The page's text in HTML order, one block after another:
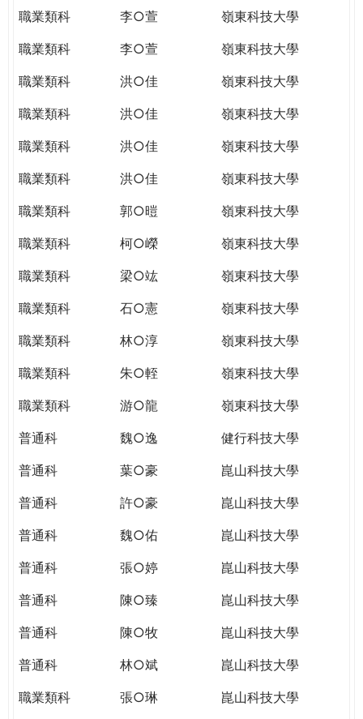
職業類科
李○萱
嶺東科技大學
職業類科
李○萱
嶺東科技大學
職業類科
洪○佳
嶺東科技大學
職業類科
洪○佳
嶺東科技大學
職業類科
洪○佳
嶺東科技大學
職業類科
洪○佳
嶺東科技大學
職業類科
郭○暟
嶺東科技大學
職業類科
柯○嶸
嶺東科技大學
職業類科
梁○竑
嶺東科技大學
職業類科
石○憲
嶺東科技大學
職業類科
林○淳
嶺東科技大學
職業類科
朱○輊
嶺東科技大學
職業類科
游○龍
嶺東科技大學
普通科
魏○逸
健行科技大學
普通科
葉○豪
崑山科技大學
普通科
許○豪
崑山科技大學
普通科
魏○佑
崑山科技大學
普通科
張○婷
崑山科技大學
普通科
陳○臻
崑山科技大學
普通科
陳○牧
崑山科技大學
普通科
林○斌
崑山科技大學
職業類科
張○琳
崑山科技大學